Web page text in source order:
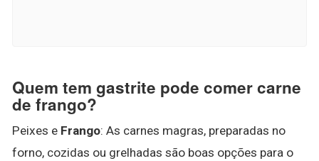
Quem tem gastrite pode comer carne
de frango?
Peixes e Frango: As carnes magras, preparadas no
forno, cozidas ou grelhadas são boas opções para o